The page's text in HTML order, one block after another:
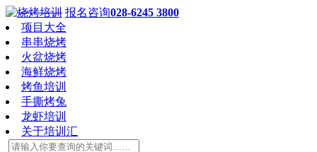
报名咨询028-6245 3800
项目大全
串串烧烤
火盆烧烤
海鲜烧烤
烤鱼培训
手撕烤兔
龙虾培训
关于培训汇